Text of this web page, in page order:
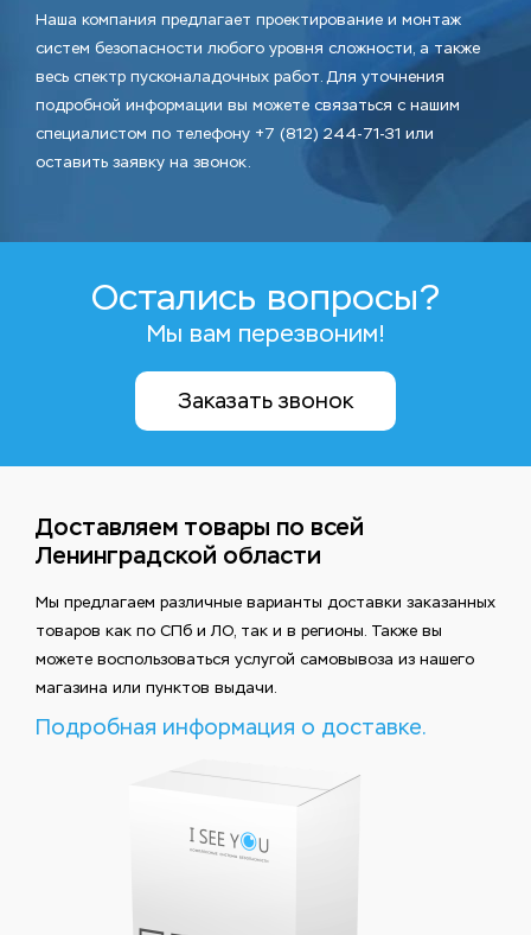
Наша компания предлагает проектирование и монтаж
систем безопасности любого уровня сложности, а также
весь спектр пусконаладочных работ. Для уточнения
подробной информации вы можете связаться с нашим
специалистом по телефону +7 (812) 244-71-31 или
оставить заявку на звонок.
Остались вопросы?
Мы вам перезвоним!
Заказать звонок
Доставляем товары по всей
Ленинградской области
Мы предлагаем различные варианты доставки заказанных
товаров как по СПб и ЛО, так и в регионы. Также вы
можете воспользоваться услугой самовывоза из нашего
магазина или пунктов выдачи.
Подробная информация о доставке.